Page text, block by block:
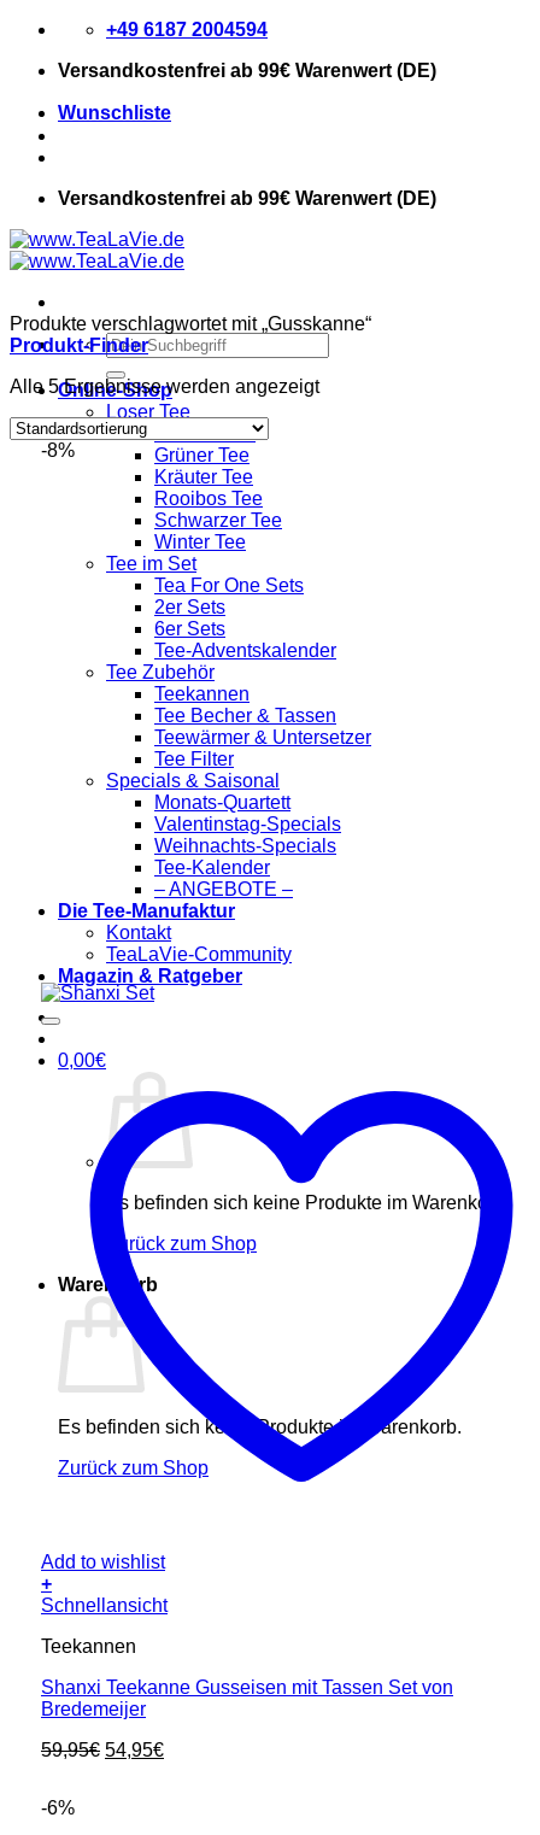
Zum
springen
+49 6187 2004594
Versandkostenfrei ab 99€ Warenwert (DE)
Wunschliste
Versandkostenfrei ab 99€ Warenwert (DE)
Suchen
nach:
Online-Shop
Loser Tee
Früchte Tee
Grüner Tee
Kräuter Tee
Rooibos Tee
Schwarzer Tee
Winter Tee
Tee im Set
Tea For One Sets
2er Sets
6er Sets
Tee-Adventskalender
Tee Zubehör
Teekannen
Tee Becher & Tassen
Teewärmer & Untersetzer
Tee Filter
Specials & Saisonal
Monats-Quartett
Valentinstag-Specials
Weihnachts-Specials
Tee-Kalender
– ANGEBOTE –
Die Tee-Manufaktur
Kontakt
TeaLaVie-Community
Magazin & Ratgeber
0,00€
Es befinden sich keine Produkte im Warenkorb.
Zurück zum Shop
Warenkorb
Es befinden sich keine Produkte im Warenkorb.
Zurück zum Shop
Produkte verschlagwortet mit „Gusskanne“
Produkt-Finder
Alle 5 Ergebnisse werden angezeigt
-8%
Add to wishlist
+
Schnellansicht
Teekannen
Shanxi Teekanne Gusseisen mit Tassen Set von
Bredemeijer
59,95€ Ursprünglicher
54,95€Aktueller
-6%